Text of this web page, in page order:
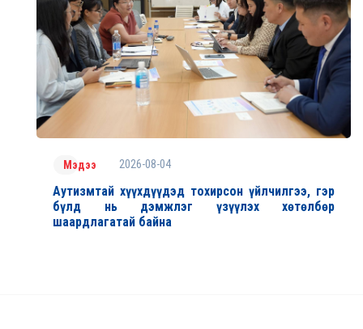
Мэдээ 2026-08-04
Аутизмтай хүүхдүүдэд тохирсон үйлчилгээ, гэр
бүлд нь дэмжлэг үзүүлэх хөтөлбөр
шаардлагатай байна